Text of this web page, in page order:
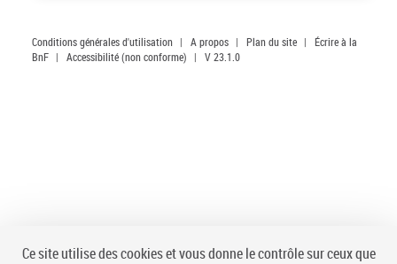
Conditions générales d'utilisation | A propos | Plan du site |
Écrire à la
BnF | Accessibilité (non conforme) | V 23.1.0
Ce site utilise des cookies et vous donne le contrôle sur ceux que